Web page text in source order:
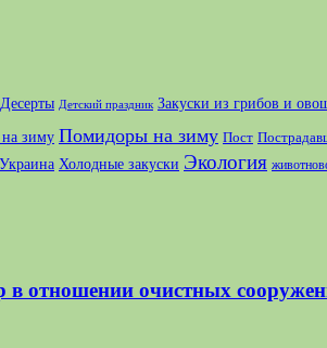
Десерты Детский праздник Закуски из грибов и
зиму Помидоры на зиму Пост
Украина Холодные закуски Экология
в отношении очистных